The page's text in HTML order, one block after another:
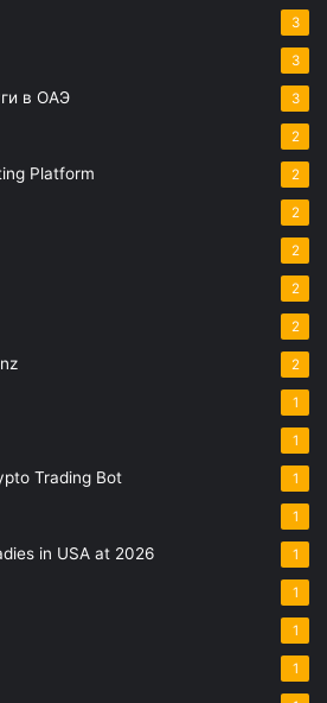
3
3
в ОАЭ 3
2
Platform 2
2
2
2
2
2
1
1
Trading Bot 1
1
in USA at 2026 1
1
1
1